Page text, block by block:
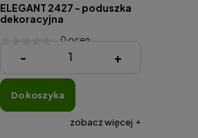
ELEGANT 2427 - poduszka
dekoracyjna
0 ocen
60,95 zł
- +
do koszyka
zobacz więcej